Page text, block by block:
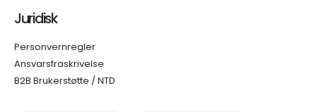
Juridisk
Personvernregler
Ansvarsfraskrivelse
B2B Brukerstøtte / NTD